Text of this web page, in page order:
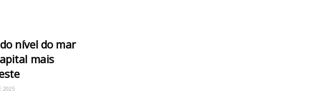
nível do mar
mais
2025